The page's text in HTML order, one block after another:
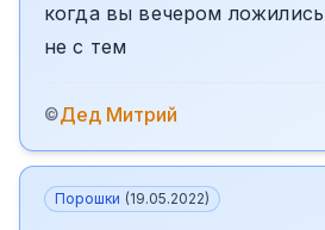
когда вы вечером ложились
не с тем
©Дед Митрий
Порошки (19.05.2022)